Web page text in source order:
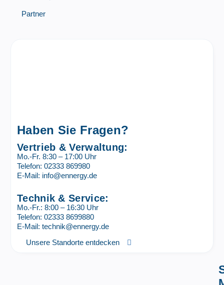
Partner
Haben Sie Fragen?
Vertrieb & Verwaltung:
Mo.-Fr. 8:30 – 17:00 Uhr
Telefon: 02333 869980
E-Mail: info@ennergy.de
Technik & Service:
Mo.-Fr.: 8:00 – 16:30 Uhr
Telefon: 02333 8699880
E-Mail: technik@ennergy.de
Unsere Standorte entdecken